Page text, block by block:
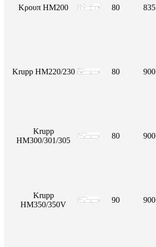
Κρουπ HM200 80 835
Krupp HM220/230 80 900
Krupp
HM300/301/305
80 900
Krupp
HM350/350V
90 900